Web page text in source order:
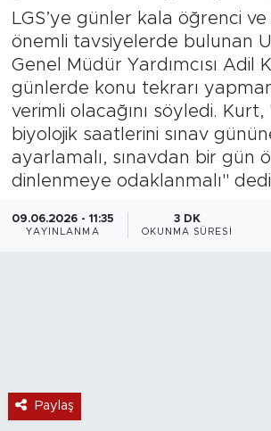
LGS’ye günler kala öğrenci
önemli tavsiyelerde bulunan
Genel Müdür Yardımcısı Adil
günlerde konu tekrarı
verimli olacağını söyledi.
biyolojik saatlerini sınav
ayarlamalı, sınavdan bir gün
dinlenmeye odaklanmalı"
09.06.2026 - 11:35
YAYINLANMA
3 DK
OKUNMA SÜRESI
Paylaş
Magazin
Özel Haber
Politika
Resmi İlanlar
Sağlık